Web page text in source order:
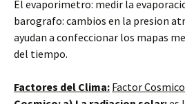
El evaporimetro: medir la
barografo: cambios en la presion
ayudan a confeccionar los mapas
del tiempo.
Factores del Clima: Factor